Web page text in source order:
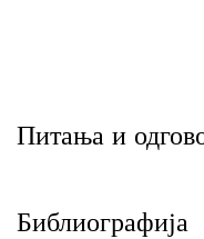
Питања и
Библиографија